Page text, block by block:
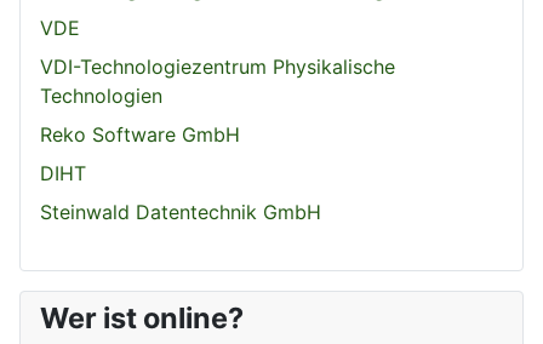
VDE
VDI-Technologiezentrum Physikalische
Technologien
Reko Software GmbH
DIHT
Steinwald Datentechnik GmbH
Wer ist online?